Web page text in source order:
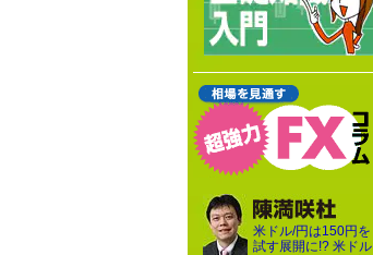
米ドル/円は150円を
試す展開に!? 米ドル